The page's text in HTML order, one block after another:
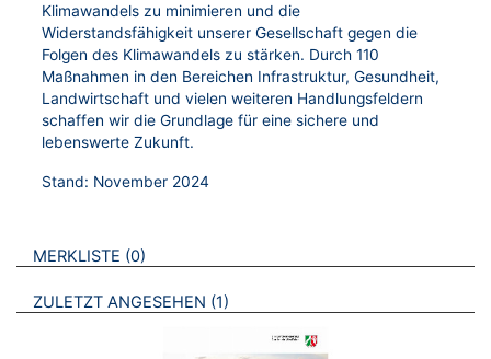
Klimawandels zu minimieren und die
Widerstandsfähigkeit unserer Gesellschaft gegen die
Folgen des Klimawandels zu stärken. Durch 110
Maßnahmen in den Bereichen Infrastruktur, Gesundheit,
Landwirtschaft und vielen weiteren Handlungsfeldern
schaffen wir die Grundlage für eine sichere und
lebenswerte Zukunft.
Stand: November 2024
VERWEISE AUF VERMERKTE- ODER ZULETZT ANGESEHENE
MERKLISTE 0 BROSCHÜREN
ZULETZT ANGESEHEN 1 BROSCHÜREN